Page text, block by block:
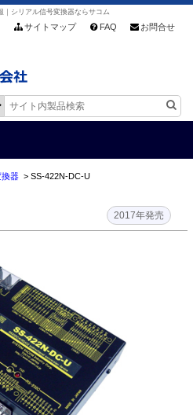
シリアル信号変換器ならサコム
サイトマップ FAQ お問合せ
HOME
様サポート
会社情報
問い合わせ
器> SS-422N-DC-U
2017年発売